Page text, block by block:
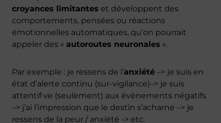
croyances limitantes et développent des
comportements, pensées ou réactions
émotionnelles automatiques, qu’on pourrait
appeler des « autoroutes neuronales ».
Par exemple : je ressens de l’anxiété –> je suis en
état d’alerte continu (sur-vigilance)–> je suis
attentif·ve (seulement) aux évènements négatifs
–> j’ai l’impression que le destin s’acharne –> je
ressens de la peur / anxiété -> etc.